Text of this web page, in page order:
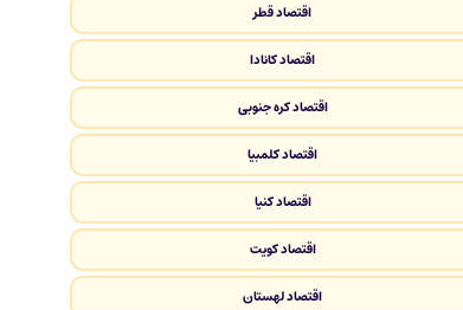
اقتصاد قطر
اقتصاد کانادا
اقتصاد کره جنوبی
اقتصاد کلمبیا
اقتصاد کنیا
اقتصاد کویت
اقتصاد لهستان